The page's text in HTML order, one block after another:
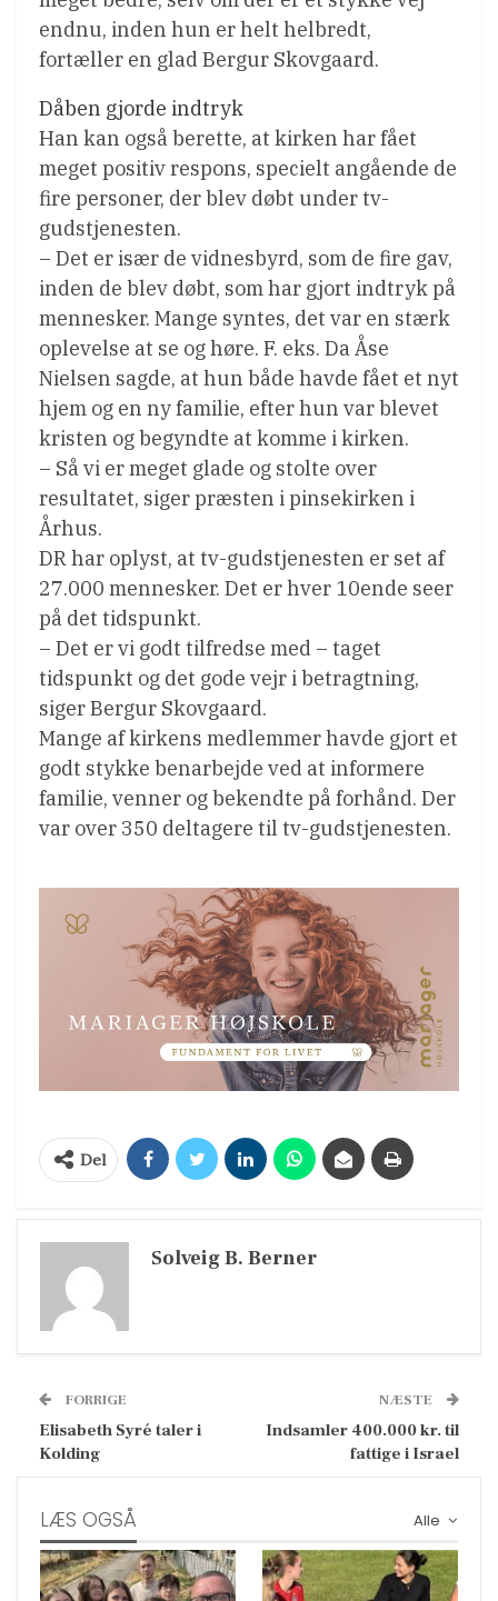
endnu, inden hun er helt helbredt,
fortæller en glad Bergur Skovgaard.
Dåben gjorde indtryk
Han kan også berette, at kirken har fået
meget positiv respons, specielt angående de
fire personer, der blev døbt under tv-
gudstjenesten.
– Det er især de vidnesbyrd, som de fire gav,
inden de blev døbt, som har gjort indtryk på
mennesker. Mange syntes, det var en stærk
oplevelse at se og høre. F. eks. Da Åse
Nielsen sagde, at hun både havde fået et nyt
hjem og en ny familie, efter hun var blevet
kristen og begyndte at komme i kirken.
– Så vi er meget glade og stolte over
resultatet, siger præsten i pinsekirken i
Århus.
DR har oplyst, at tv-gudstjenesten er set af
27.000 mennesker. Det er hver 10ende seer
på det tidspunkt.
– Det er vi godt tilfredse med – taget
tidspunkt og det gode vejr i betragtning,
siger Bergur Skovgaard.
Mange af kirkens medlemmer havde gjort et
godt stykke benarbejde ved at informere
familie, venner og bekendte på forhånd. Der
var over 350 deltagere til tv-gudstjenesten.
Del
Solveig B. Berner
FORRIGE
Elisabeth Syré taler i
Kolding
NÆSTE
Indsamler 400.000 kr. til
fattige i Israel
Alle
LÆS OGSÅ